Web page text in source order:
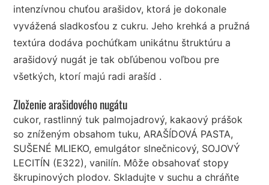
intenzívnou chuťou arašidov, ktorá je dokonale
vyvážená sladkosťou z cukru. Jeho krehká a pružná
textúra dodáva pochúťkam unikátnu štruktúru a
arašidový nugát je tak obľúbenou voľbou pre
všetkých, ktorí majú radi arašíd .
Zloženie arašidového nugátu
cukor, rastlinný tuk palmojadrový, kakaový prášok
so zníženým obsahom tuku, ARAŠÍDOVÁ PASTA,
SUŠENÉ MLIEKO, emulgátor slnečnicový, SOJOVÝ
LECITÍN (E322), vanilín. Môže obsahovať stopy
škrupinových plodov. Skladujte v suchu a chráňte